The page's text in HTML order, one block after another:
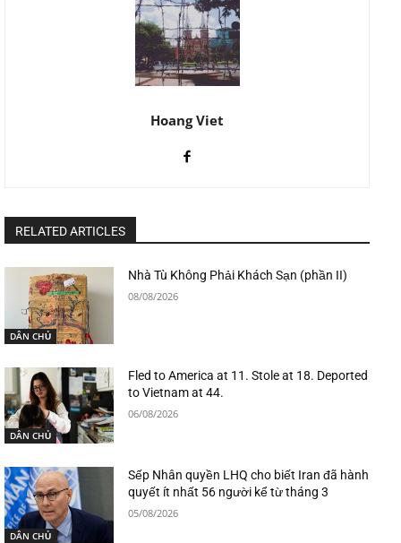
Hoang Viet
RELATED ARTICLES
DÂN CHỦ
Nhà Tù Không Phải Khách Sạn (phần II)
08/08/2026
DÂN CHỦ
Fled to America at 11. Stole at 18. Deported
to Vietnam at 44.
06/08/2026
DÂN CHỦ
Sếp Nhân quyền LHQ cho biết Iran đã hành
quyết ít nhất 56 người kể từ tháng 3
05/08/2026